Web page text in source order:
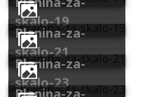
skalo-19
planina-za-
skalo-21
planina-za-
skalo-23
planina-za-